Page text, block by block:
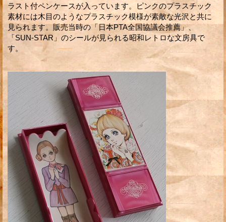
ラスト付ペンケースが入っています。ピンクのプラスチック
素材には木目のようなプラスチック模様が素敵な光沢と共に
見られます。販売当時の「日本PTA全国協議会推薦」、
「SUN-STAR」のシールが見られる昭和レトロな文房具で
す。 ・・・・・